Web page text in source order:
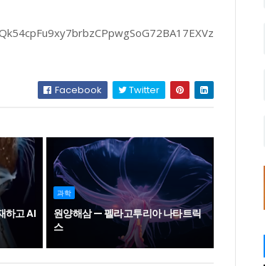
Facebook Twitter
하고 AI
과학
원양해삼 — 펠라고투리아 나타트릭
스